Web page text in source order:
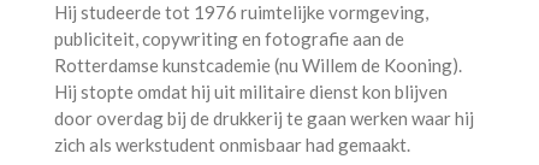
Hij studeerde tot 1976 ruimtelijke vormgeving,
publiciteit, copywriting en fotografie aan de
Rotterdamse kunstcademie (nu Willem de Kooning).
Hij stopte omdat hij uit militaire dienst kon blijven
door overdag bij de drukkerij te gaan werken waar hij
zich als werkstudent onmisbaar had gemaakt.